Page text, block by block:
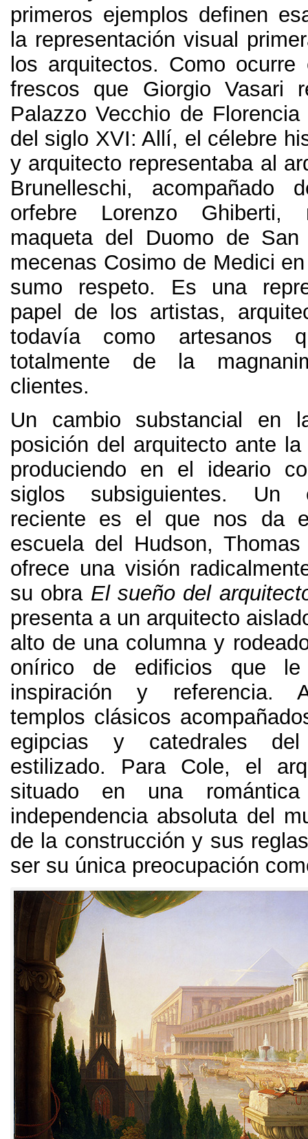
primeros ejemplos definen
la representación visual
los arquitectos. Como
frescos que Giorgio Vasari
Palazzo Vecchio de
del siglo XVI: Allí, el célebre
y arquitecto representaba al
Brunelleschi, acompañado
orfebre Lorenzo Ghiberti,
maqueta del Duomo de
mecenas Cosimo de Medici
sumo respeto. Es una
papel de los artistas,
todavía como artesanos
totalmente de la
clientes.
Un cambio substancial en
posición del arquitecto ante
produciendo en el ideario
siglos subsiguientes. Un
reciente es el que nos da
escuela del Hudson,
ofrece una visión
su obra El sueño del
presenta a un arquitecto
alto de una columna y
onírico de edificios que
inspiración y referencia.
templos clásicos
egipcias y catedrales
estilizado. Para Cole, el
situado en una
independencia absoluta del
de la construcción y sus
ser su única preocupación